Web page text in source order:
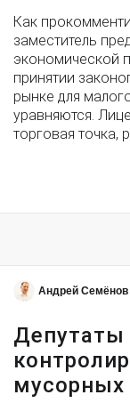
Как
заместитель
экономической
принятии
рынке для
уравняются.
торговая точка,
Андрей Семёнов
мусорных